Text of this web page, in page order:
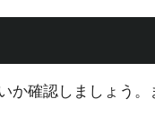
か確認しましょう。